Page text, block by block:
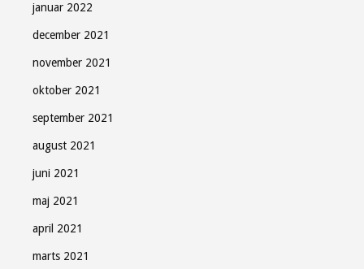
januar 2022
december 2021
november 2021
oktober 2021
september 2021
august 2021
juni 2021
maj 2021
april 2021
marts 2021